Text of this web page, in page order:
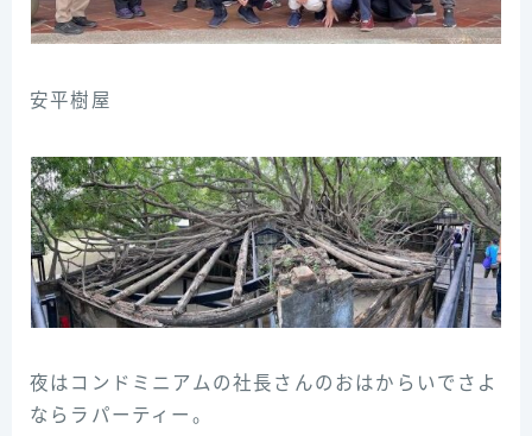
安平樹屋
夜はコンドミニアムの社長さんのおはからいでさよ
ならラパーティー。